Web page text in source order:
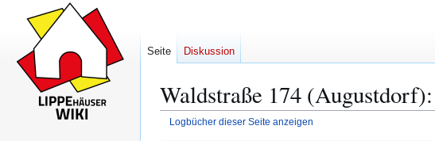
Waldstraße 174
Logbücher dieser Seite anzeigen
Seite Diskussion